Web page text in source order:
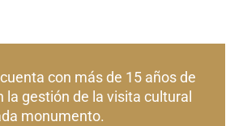
con más de 15 años de
la gestión de la visita cultural
monumento.